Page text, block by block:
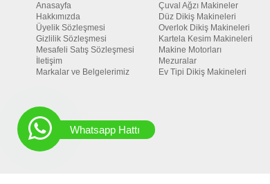
Anasayfa
Hakkımızda
Üyelik Sözleşmesi
Gizlilik Sözleşmesi
Mesafeli Satış Sözleşmesi
İletişim
Markalar ve Belgelerimiz
Çuval Ağzı Makineler
Düz Dikiş Makineleri
Overlok Dikiş Makineleri
Kartela Kesim Makineleri
Makine Motorları
Mezuralar
Ev Tipi Dikiş Makineleri
Whatsapp Hattı